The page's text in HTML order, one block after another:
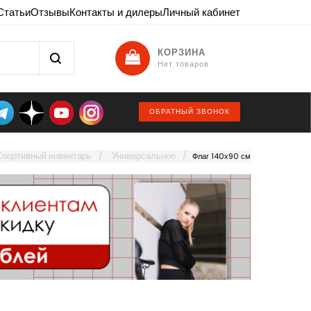
ОтзывыКонтакты и дилерыЛичный кабинет
КОРЗИНА
Нет товаров
ОБРАТНЫЙ ЗВОНОК
инвентарь Универсальное Флаг 140х90 см